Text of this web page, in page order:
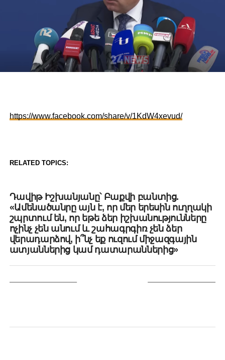
https://www.facebook.com/share/v/1KdW4xevud/
RELATED TOPICS:
Դավիթ Իշխանյանը՝ Բաքվի բանտից.
«Ամենածանրը այն է, որ մեր երեսին ուղղակի
շպրտում են, որ եթե ձեր իշխանությունները
ոչինչ չեն անում և շահագրգիռ չեն ձեր
վերադարձով, ի՞նչ եք ուզում միջազգային
ատյաններից կամ դատարաններից»